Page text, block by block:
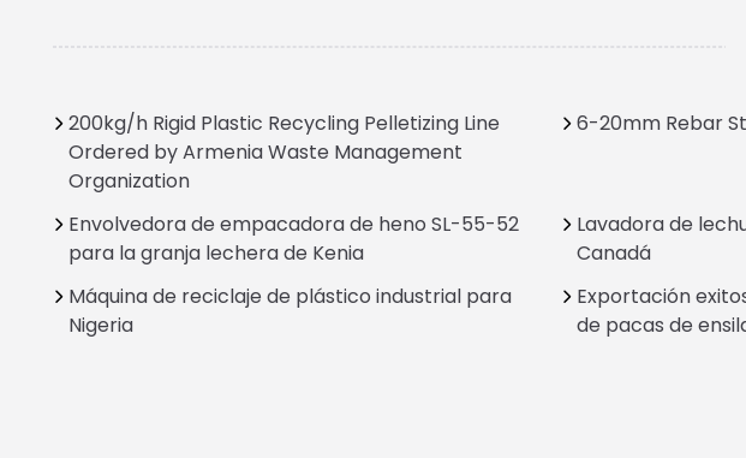
200kg/h Rigid Plastic Recycling Pelletizing Line
Ordered by Armenia Waste Management
Organization
6-20mm Rebar
Envolvedora de empacadora de heno SL-55-52
para la granja lechera de Kenia
Lavadora de
Canadá
Máquina de reciclaje de plástico industrial para
Nigeria
Exportación
de pacas de